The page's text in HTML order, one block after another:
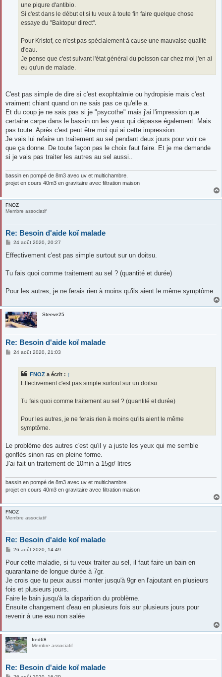
une piqure d'antibio.
Si c'est dans le début et si tu veux à toute fin faire quelque chose
essaye du "Baktopur direct".
Pour Kristof, ce n'est pas spécialement à cause une mauvaise qualité
d'eau.
Je pense que c'est suivant l'état général du poisson car chez moi j'en ai
eu qu'un de malade.
C'est pas simple de dire si c'est exophtalmie ou hydropisie mais c'est
vraiment chiant quand on ne sais pas ce qu'elle a.
Et du coup je ne sais pas si je "psycothe" mais j'ai l'impression que
certaine carpe dans le bassin on les yeux qui dépasse également. Mais
pas toute. Après c'est peut être moi qui ai cette impression..
Je vais lui refaire un traitement au sel pendant deux jours pour voir ce
que ça donne. De toute façon pas le choix faut faire. Et je me demande
si je vais pas traiter les autres au sel aussi..
bassin en pompé de 8m3 avec uv et multichambre.
projet en cours 40m3 en gravitaire avec filtration maison
FNOZ
Membre associatif
Re: Besoin d'aide koï malade
M
s
g
24 août 2020, 20:27
Effectivement c'est pas simple surtout sur un doitsu.
Tu fais quoi comme traitement au sel ? (quantité et durée)
Pour les autres, je ne ferais rien à moins qu'ils aient le même symptôme.
Steeve25
Re: Besoin d'aide koï malade
M24 août 2020, 21:03
FNOZ a écrit : ↑
Effectivement c'est pas simple surtout sur un doitsu.
Tu fais quoi comme traitement au sel ? (quantité et durée)
Pour les autres, je ne ferais rien à moins qu'ils aient le même
symptôme.
Le problème des autres c'est qu'il y a juste les yeux qui me semble
gonflés sinon ras en pleine forme.
J'ai fait un traitement de 10min a 15gr/ litres
bassin en pompé de 8m3 avec uv et multichambre.
projet en cours 40m3 en gravitaire avec filtration maison
FNOZ
Membre associatif
Re: Besoin d'aide koï malade
M
s
a
g
26 août 2020, 14:49
Pour cette maladie, si tu veux traiter au sel, il faut faire un bain en
quarantaine de longue durée à 7gr.
Je crois que tu peux aussi monter jusqu'à 9gr en l'ajoutant en plusieurs
fois et plusieurs jours.
Faire le bain jusqu'à la disparition du problème.
Ensuite changement d'eau en plusieurs fois sur plusieurs jours pour
revenir à une eau non salée
fred68
Membre associatif
Re: Besoin d'aide koï malade